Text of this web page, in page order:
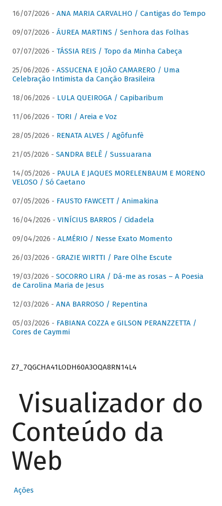
16/07/2026 - ANA MARIA CARVALHO / Cantigas do Tempo
09/07/2026 - ÁUREA MARTINS / Senhora das Folhas
07/07/2026 - TÁSSIA REIS / Topo da Minha Cabeça
25/06/2026 - ASSUCENA E JOÃO CAMARERO / Uma
Celebração Intimista da Canção Brasileira
18/06/2026 - LULA QUEIROGA / Capibaribum
11/06/2026 - TORI / Areia e Voz
28/05/2026 - RENATA ALVES / Agôfunfè
21/05/2026 - SANDRA BELÊ / Sussuarana
14/05/2026 - PAULA E JAQUES MORELENBAUM E MORENO
VELOSO / Só Caetano
07/05/2026 - FAUSTO FAWCETT / Animakina
16/04/2026 - VINÍCIUS BARROS / Cidadela
09/04/2026 - ALMÉRIO / Nesse Exato Momento
26/03/2026 - GRAZIE WIRTTI / Pare Olhe Escute
19/03/2026 - SOCORRO LIRA / Dá-me as rosas – A Poesia
de Carolina Maria de Jesus
12/03/2026 - ANA BARROSO / Repentina
05/03/2026 - FABIANA COZZA e GILSON PERANZZETTA /
Cores de Caymmi
Z7_7QGCHA41LODH60A3OQA8RN14L4
Visualizador do
Conteúdo da
Web
Ações